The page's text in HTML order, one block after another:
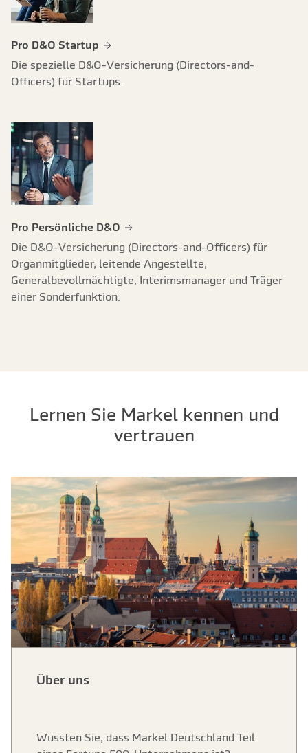
Pro D&O Startup
Die spezielle D&O-Versicherung (Directors-and-
Officers) für Startups.
Pro Persönliche D&O
Die D&O-Versicherung (Directors-and-Officers) für
Organmitglieder, leitende Angestellte,
Generalbevollmächtigte, Interimsmanager und Träger
einer Sonderfunktion.
Lernen Sie Markel kennen und
vertrauen
Über uns
Wussten Sie, dass Markel Deutschland Teil